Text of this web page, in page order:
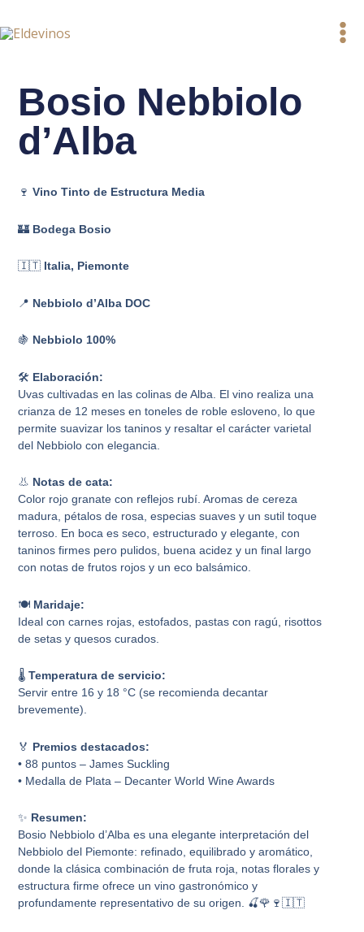
al
Bosio Nebbiolo
d’Alba
🍷Vino Tinto de Estructura Media
🏰 Bodega Bosio
🇮🇹 Italia, Piemonte
📍 Nebbiolo d’Alba DOC
🍇 Nebbiolo 100%
🛠️ Elaboración:
Uvas cultivadas en las colinas de Alba. El vino realiza una
crianza de 12 meses en toneles de roble esloveno, lo que
permite suavizar los taninos y resaltar el carácter varietal
del Nebbiolo con elegancia.
👃 Notas de cata:
Color rojo granate con reflejos rubí. Aromas de cereza
madura, pétalos de rosa, especias suaves y un sutil toque
terroso. En boca es seco, estructurado y elegante, con
taninos firmes pero pulidos, buena acidez y un final largo
con notas de frutos rojos y un eco balsámico.
🍽️ Maridaje:
Ideal con carnes rojas, estofados, pastas con ragú, risottos
de setas y quesos curados.
🌡️Temperatura de servicio:
Servir entre 16 y 18 °C (se recomienda decantar
brevemente).
🏅 Premios destacados:
• 88 puntos – James Suckling
• Medalla de Plata – Decanter World Wine Awards
✨ Resumen:
Bosio Nebbiolo d’Alba es una elegante interpretación del
Nebbiolo del Piemonte: refinado, equilibrado y aromático,
donde la clásica combinación de fruta roja, notas florales y
estructura firme ofrece un vino gastronómico y
profundamente representativo de su origen. 🍒🌹🍷🇮🇹